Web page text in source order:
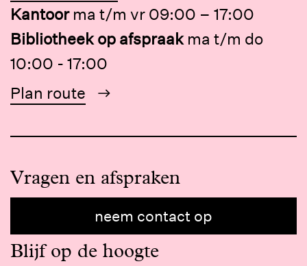
Kantoor ma t/m vr 09:00 – 17:00
Bibliotheek op afspraak ma t/m do
10:00 - 17:00
Plan route
Vragen en afspraken
neem contact op
Blijf op de hoogte